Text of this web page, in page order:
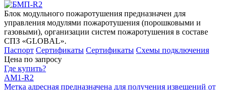
Блок модульного пожаротушения предназначен для
управления модулями пожаротушения (порошковыми и
газовыми), организации систем пожаротушения в составе
СПЗ «GLOBAL».
Паспорт Сертификаты Сертификаты Схемы подключения
Цена по запросу
Где купить?
AM1-R2
Метка адресная предназначена для получения извещений от